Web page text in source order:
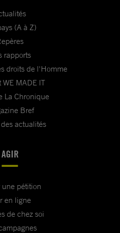
(A à Z)
rapports
droits de l'Homme
WE MADE IT
La Chronique
Bref
actualités
AGIR
une pétition
en ligne
de chez soi